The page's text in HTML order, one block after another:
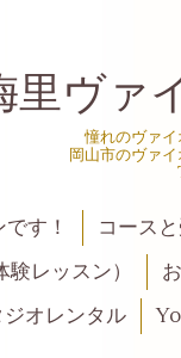
里ヴァ
憧れのヴァイ
岡山市のヴァ
す！ コース
レッスン）
ジオレンタル